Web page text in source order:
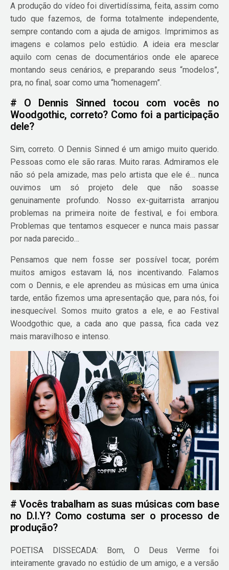
A produção do vídeo foi divertidíssima, feita, assim como
tudo que fazemos, de forma totalmente independente,
sempre contando com a ajuda de amigos. Imprimimos as
imagens e colamos pelo estúdio. A ideia era mesclar
aquilo com cenas de documentários onde ele aparece
montando seus cenários, e preparando seus “modelos”,
pra, no final, soar como uma “homenagem”.
# O Dennis Sinned tocou com vocês no
Woodgothic, correto? Como foi a participação
dele?
Sim, correto. O Dennis Sinned é um amigo muito querido.
Pessoas como ele são raras. Muito raras. Admiramos ele
não só pela amizade, mas pelo artista que ele é… nunca
ouvimos um só projeto dele que não soasse
genuinamente profundo. Nosso ex-guitarrista arranjou
problemas na primeira noite de festival, e foi embora.
Problemas que tentamos esquecer e nunca mais passar
por nada parecido…
Pensamos que nem fosse ser possível tocar, porém
muitos amigos estavam lá, nos incentivando. Falamos
com o Dennis, e ele aprendeu as músicas em uma única
tarde, então fizemos uma apresentação que, para nós, foi
inesquecível. Somos muito gratos a ele, e ao Festival
Woodgothic que, a cada ano que passa, fica cada vez
mais maravilhoso e intenso.
# Vocês trabalham as suas músicas com base
no D.I.Y? Como costuma ser o processo de
produção?
POETISA DISSECADA: Bom, O Deus Verme foi
inteiramente gravado no estúdio de um amigo, e a versão